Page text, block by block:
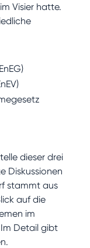
Visier hatte.
dieser drei
Diskussionen
stammt aus
auf die
im
Detail gibt